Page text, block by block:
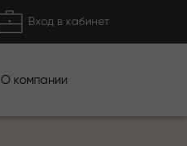
Вход в кабинет
О компании